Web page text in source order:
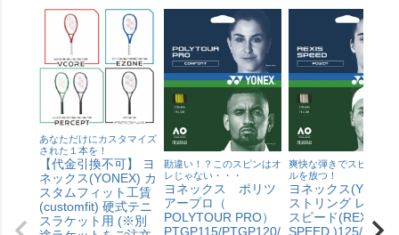
あなただけにカスタマイズ
された１本を！
【代金引換不可】 ヨ
ネックス(YONEX) カ
スタムフィット工賃
(customfit) 硬式テニ
スラケット用 (※別
勘違い！？このスピンはオ
レじゃない・・・
ヨネックス ポリツ
アープロ（
POLYTOUR PRO）
PTGP115/PTGP120/
爽快な弾きでスピードボ
ルを放つ！
ヨネックス
ストリング レクシ
スピード(REXIS
SPEED )125/130